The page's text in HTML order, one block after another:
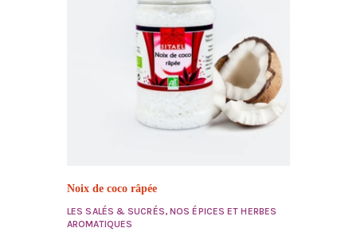
Noix de coco râpée
LES SALÉS & SUCRÉS,NOS ÉPICES ET HERBES
AROMATIQUES